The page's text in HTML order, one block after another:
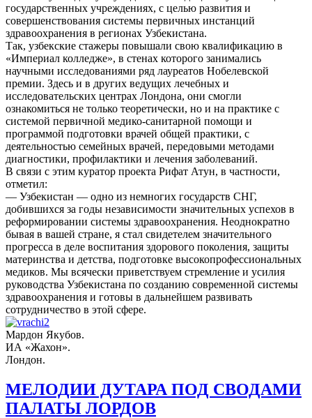
государственных учреждениях, с целью развития и
совершенствования системы первичных инстанций
здравоохранения в регионах Узбекистана.
Так, узбекские стажеры повышали свою квалификацию в
«Империал колледже», в стенах которого занимались
научными исследованиями ряд лауреатов Нобелевской
премии. Здесь и в других ведущих лечебных и
исследовательских центрах Лондона, они смогли
ознакомиться не только теоретически, но и на практике с
системой первичной медико-санитарной помощи и
программой подготовки врачей общей практики, с
деятельностью семейных врачей, передовыми методами
диагностики, профилактики и лечения заболеваний.
В связи с этим куратор проекта Рифат Атун, в частности,
отметил:
— Узбекистан — одно из немногих государств СНГ,
добившихся за годы независимости значительных успехов в
реформировании системы здравоохранения. Неоднократно
бывая в вашей стране, я стал свидетелем значительного
прогресса в деле воспитания здорового поколения, защиты
материнства и детства, подготовке высокопрофессиональных
медиков. Мы всячески приветствуем стремление и усилия
руководства Узбекистана по созданию современной системы
здравоохранения и готовы в дальнейшем развивать
сотрудничество в этой сфере.
Мардон Якубов.
ИА «Жахон».
Лондон.
МЕЛОДИИ ДУТАРА ПОД СВОДАМИ
ПАЛАТЫ ЛОРДОВ